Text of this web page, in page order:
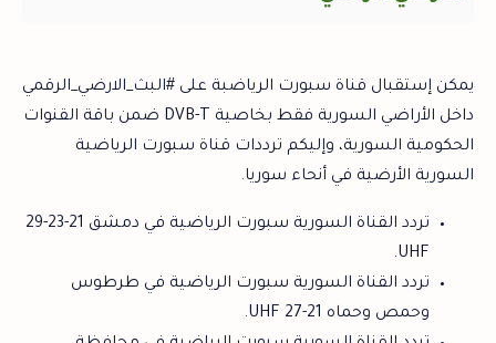
يمكن إستقبال قناة سبورت الرياضبة على #البث_الارضي_الرقمي
داخل الأراضي السورية فقط بخاصية DVB-T ضمن باقة القنوات
الحكومية السورية، وإليكم ترددات قناة سبورت الرياضية
السورية الأرضية في أنحاء سوريا.
تردد القناة السورية سبورت الرياضية في دمشق 21-23-29
UHF.
تردد القناة السورية سبورت الرياضية في طرطوس
وحمص وحماه 21-27 UHF.